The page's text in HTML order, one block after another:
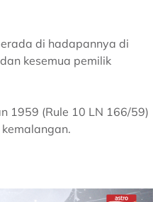
di hadapannya di
kesemua pemilik
1959 (Rule 10 LN 166/59)